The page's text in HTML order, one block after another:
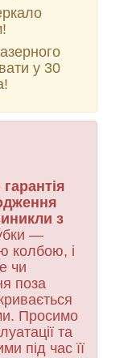
у 30
з
—
колбою, і
чи
поза
Просимо
та
під час її